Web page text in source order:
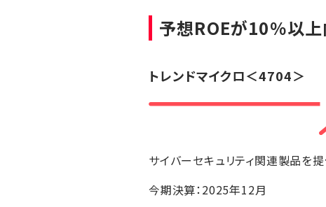
予想ROEが10％以
トレンドマイクロ＜4704＞
サイバーセキュリティ関連製品を
今期決算：2025年12月